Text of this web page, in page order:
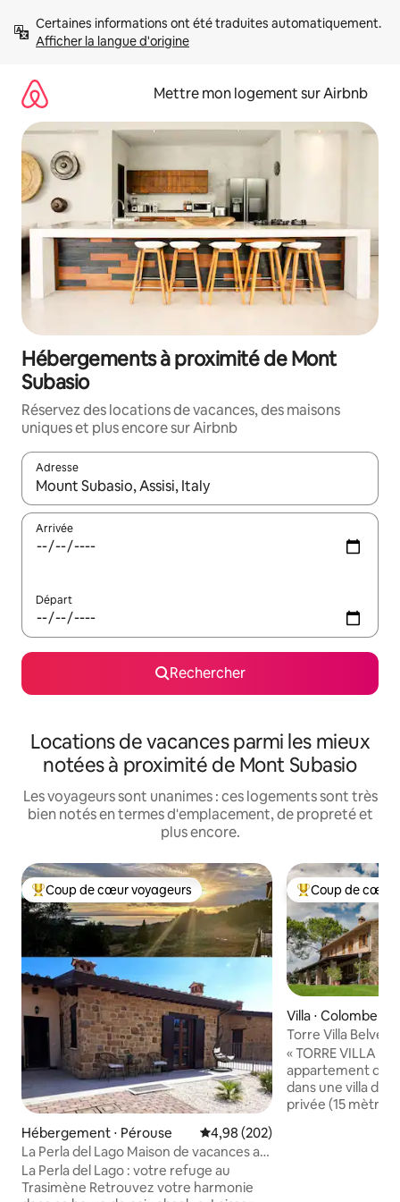
directement
Afficher la langue d'origine
Mettre mon logement sur Airbnb
Hébergements à proximité de Mont
Subasio
Réservez des locations de vacances, des maisons
uniques et plus encore sur Airbnb
Adresse
Lorsque les résultats s'affichent, utilisez les flèches vers le
Arrivée
Départ
Rechercher
Locations de vacances parmi les mieux
notées à proximité de Mont Subasio
Les voyageurs sont unanimes : ces logements sont très
bien notés en termes d'emplacement, de propreté et
plus encore.
Coups de cœur voyageurs les plus appréciés
Coup de cœur voyageurs
Hébergement ⋅ Pérouse Évaluation moyenne sur la
4,98 (202)
La Perla del Lago Maison de vacances au
lac Trasimène
La Perla del Lago : votre refuge au
Trasimène ​Retrouvez votre harmonie
Coups de cœur
Coup de cœur
Villa ⋅ Colombella
Torre Villa Belvedere Luxe et
avec piscine
« TORRE VILLA
appartement de
dans une villa du
privée (15 mètres